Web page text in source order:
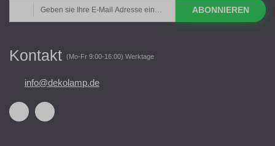
ABONNIEREN
Kontakt (Mo-Fr 9:00-16:00) Werktage
info@dekolamp.de